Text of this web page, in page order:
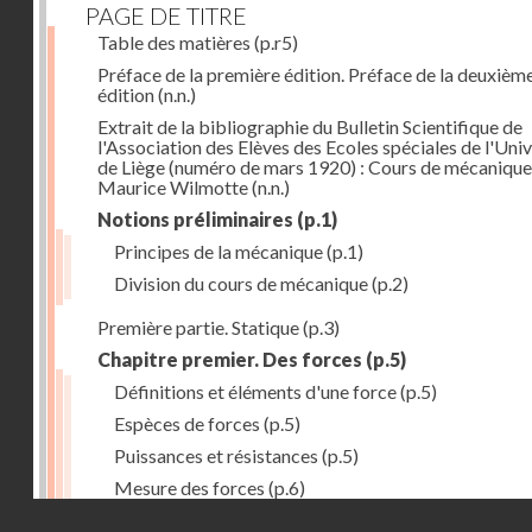
PAGE DE TITRE
Table des matières (p.r5)
Préface de la première édition. Préface de la
édition(n.n.)
Extrait de la bibliographie du Bulletin Scientifique de
l'Association des Elèves des Ecoles spéciales de
de Liège (numéro de mars 1920) : Cours de
Maurice Wilmotte(n.n.)
Notions préliminaires (p.1)
Principes de la mécanique(p.1)
Division du cours de mécanique(p.2)
Première partie. Statique(p.3)
Chapitre premier. Des forces (p.5)
Définitions et éléments d'une force(p.5)
Espèces de forces (p.5)
Puissances et résistances (p.5)
Mesure des forces (p.6)